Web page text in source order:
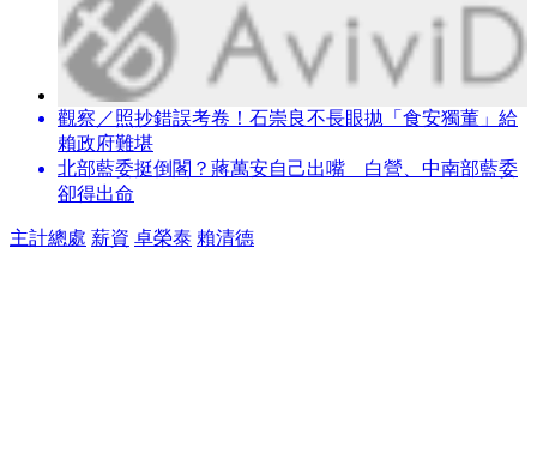
觀察／照抄錯誤考卷！石崇良不長眼拋「食安獨董」給
賴政府難堪
北部藍委挺倒閣？蔣萬安自己出嘴 白營、中南部藍委
卻得出命
主計總處 薪資 卓榮泰 賴清德